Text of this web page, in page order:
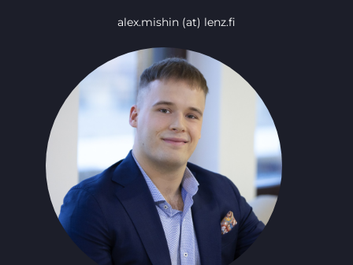
alex.mishin (at) lenz.fi